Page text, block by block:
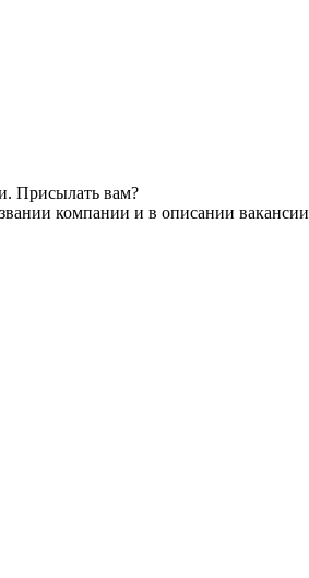
Присылать вам?
компании и в описании вакансии